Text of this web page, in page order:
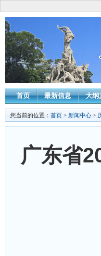
首页 最新信息 大纲
您当前的位置： 首页 > 新闻中心 >
广东省